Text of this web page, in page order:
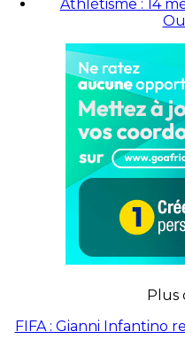
Athlétisme : 14
Plus
FIFA : Gianni Infantino